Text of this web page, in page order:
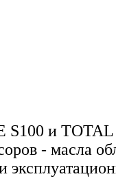
и
- масла